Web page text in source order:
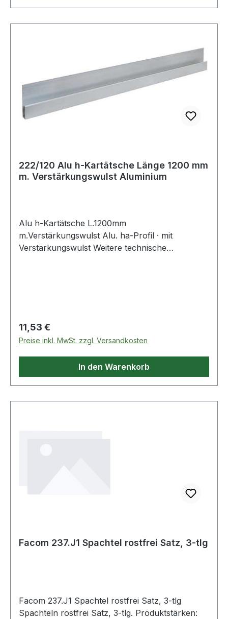
222/120 Alu h-Kartätsche Länge 1200 mm
m. Verstärkungswulst Aluminium
Alu h-Kartätsche L.1200mm
m.Verstärkungswulst Alu. ha-Profil · mit
Verstärkungswulst Weitere technische
Regulärer Preis:
11,53 €
Preise inkl. MwSt. zzgl. Versandkosten
In den Warenkorb
Facom 237.J1 Spachtel rostfrei Satz, 3-tlg
Facom 237.J1 Spachtel rostfrei Satz, 3-tlg
Spachteln rostfrei Satz, 3-tlg. Produktstärken: